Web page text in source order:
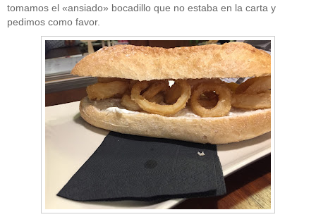
tomamos el «ansiado» bocadillo que no estaba en la carta y
pedimos como favor.